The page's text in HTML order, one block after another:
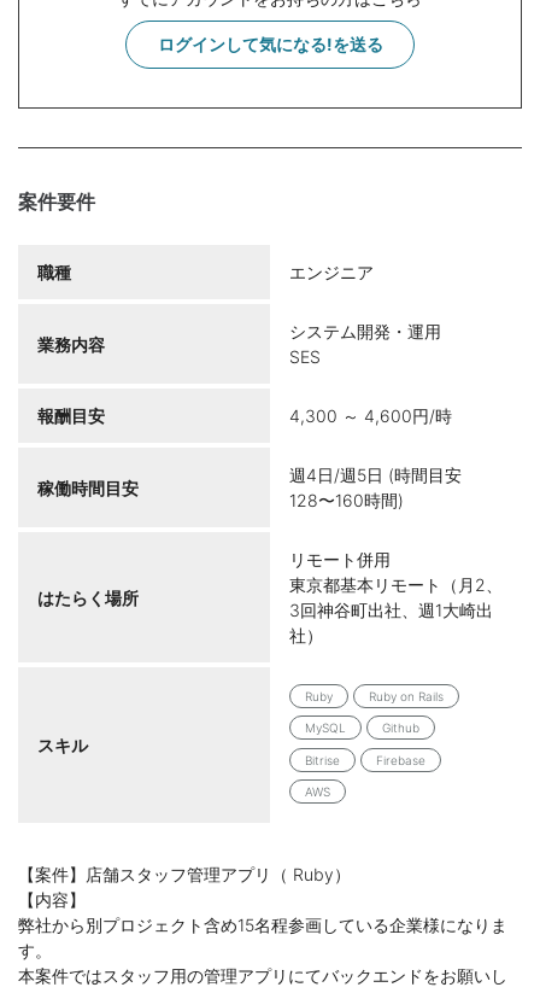
ログインして気になる!を送る
案件要件
職種 エンジニア
業務内容
システム開発・運用
SES
報酬目安 4,300 ～ 4,600円/時
稼働時間目安
週4日/週5日 (時間目安
128〜160時間)
はたらく場所
リモート併用
東京都基本リモート（月2、
3回神谷町出社、週1大崎出
社）
スキル
Ruby Ruby on Rails
MySQL Github
Bitrise Firebase
AWS
【案件】店舗スタッフ管理アプリ（ Ruby）
【内容】
弊社から別プロジェクト含め15名程参画している企業様になりま
す。
本案件ではスタッフ用の管理アプリにてバックエンドをお願いし